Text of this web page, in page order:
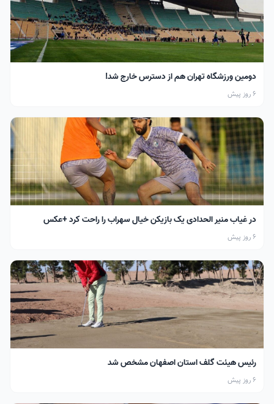
دومین ورزشگاه تهران هم از دسترس خارج شد!
6 روز پیش
در غیاب منیر الحدادی یک بازیکن خیال سهراب را راحت کرد +عکس
6 روز پیش
رئیس هیئت گلف استان اصفهان مشخص شد
6 روز پیش